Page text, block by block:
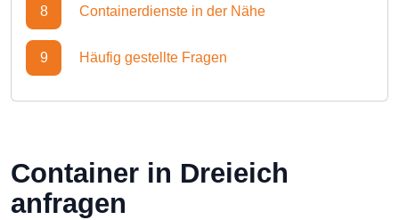
8 Containerdienste in der Nähe
9 Häufig gestellte Fragen
Container in Dreieich
anfragen